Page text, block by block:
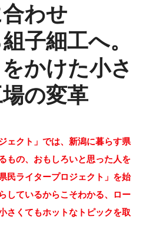
わせ
子細工へ。
かけた小さ
の変革
ェクト」では、新潟に暮らす県
もの、おもしろいと思った人を
民ライタープロジェクト」を始
しているからこそわかる、ロー
さくてもホットなトピックを取